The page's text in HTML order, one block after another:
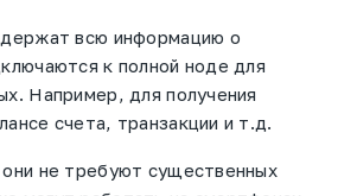
всю информацию о
к полной ноде для
Например, для получения
счета, транзакции и т.д.
не требуют существенных